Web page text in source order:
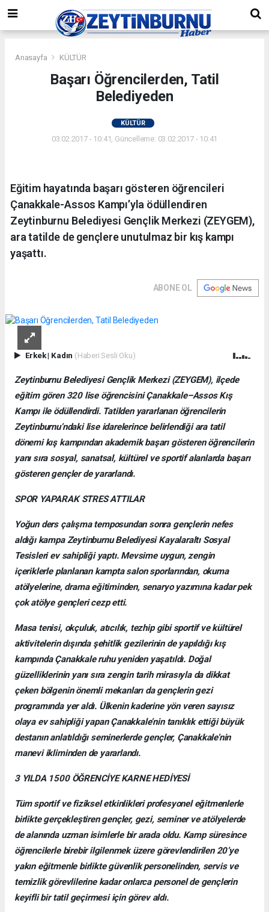
Anasayfa KÜLTÜR
Başarı Öğrencilerden, Tatil
Belediyeden
KÜLTÜR
03.02.2017 - 10:41, Güncelleme: 03.02.2017 - 10:41
Eğitim hayatında başarı gösteren öğrencileri
Çanakkale-Assos Kampı’yla ödüllendiren
Zeytinburnu Belediyesi Gençlik Merkezi (ZEYGEM),
ara tatilde de gençlere unutulmaz bir kış kampı
yaşattı.
ABONE OL
Erkek| Kadın (Haberi Sesli Oku)
Zeytinburnu Belediyesi Gençlik Merkezi (ZEYGEM), ilçede
eğitim gören 320 lise öğrencisini Çanakkale–Assos Kış
Kampı ile ödüllendirdi. Tatilden yararlanan öğrencilerin
Zeytinburnu’ndaki lise idarelerince belirlendiği ara tatil
dönemi kış kampından akademik başarı gösteren öğrencilerin
yanı sıra sosyal, sanatsal, kültürel ve sportif alanlarda başarı
gösteren gençler de yararlandı.
SPOR YAPARAK STRES ATTILAR
Yoğun ders çalışma temposundan sonra gençlerin nefes
aldığı kampa Zeytinburnu Belediyesi Kayalaraltı Sosyal
Tesisleri ev sahipliği yaptı. Mevsime uygun, zengin
içeriklerle planlanan kampta salon sporlarından, okuma
atölyelerine, drama eğitiminden, senaryo yazımına kadar pek
çok atölye gençleri cezp etti.
Masa tenisi, okçuluk, atıcılık, tezhip gibi sportif ve kültürel
aktivitelerin dışında şehitlik gezilerinin de yapıldığı kış
kampında Çanakkale ruhu yeniden yaşatıldı. Doğal
güzelliklerinin yanı sıra zengin tarih mirasıyla da dikkat
çeken bölgenin önemli mekanları da gençlerin gezi
programında yer aldı. Ülkenin kaderine yön veren sayısız
olaya ev sahipliği yapan Çanakkale’nin tanıklık ettiği büyük
destanın anlatıldığı seminerlerde gençler, Çanakkale’nin
manevi ikliminden de yararlandı.
3 YILDA 1500 ÖĞRENCİYE KARNE HEDİYESİ
Tüm sportif ve fiziksel etkinlikleri profesyonel eğitmenlerle
birlikte gerçekleştiren gençler, gezi, seminer ve atölyelerde
de alanında uzman isimlerle bir arada oldu. Kamp süresince
öğrencilerle birebir ilgilenmek üzere görevlendirilen 20’ye
yakın eğitmenle birlikte güvenlik personelinden, servis ve
temizlik görevlilerine kadar onlarca personel de gençlerin
keyifli bir tatil geçirmesi için görev aldı.